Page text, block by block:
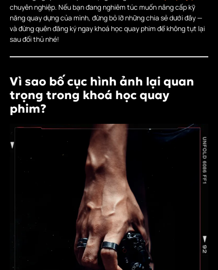
chuyên nghiệp. Nếu bạn đang nghiêm túc muốn nâng cấp kỹ
năng quay dựng của mình, đừng bỏ lỡ những chia sẻ dưới đây —
và đừng quên đăng ký ngay khoá học quay phim để không tụt lại
sau đối thủ nhé!
Vì sao bố cục hình ảnh lại quan
trọng trong khoá học quay
phim?